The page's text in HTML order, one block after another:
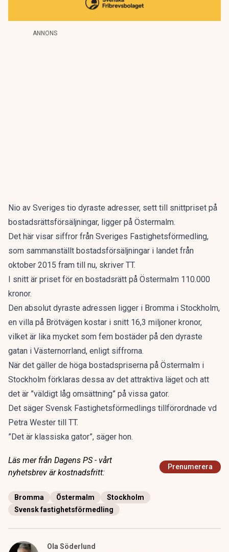
ANNONS
Nio av Sveriges tio dyraste adresser, sett till snittpriset på
bostadsrättsförsäljningar, ligger på Östermalm.
Det här visar siffror från Sveriges Fastighetsförmedling,
som sammanställt bostadsförsäljningar i landet från
oktober 2015 fram till nu, skriver TT.
I snitt är priset för en bostadsrätt på Östermalm 110.000
kronor.
Den absolut dyraste adressen ligger i Bromma i Stockholm,
en villa på Brötvägen kostar i snitt 16,3 miljoner kronor,
vilket är lika mycket som fem bostäder på den dyraste
gatan i Västernorrland, enligt siffrorna.
När det gäller de höga bostadspriserna på Östermalm i
Stockholm förklaras dessa av det attraktiva läget och att
det är ”väldigt låg omsättning” på vissa gator.
Det säger Svensk Fastighetsförmedlings tillförordnade vd
Petra Wester till TT.
”Det är klassiska gator”, säger hon.
Läs mer från Dagens PS - vårt
nyhetsbrev är kostnadsfritt:
Prenumerera
Bromma Östermalm
Stockholm
Svensk fastighetsförmedling
Ola Söderlund